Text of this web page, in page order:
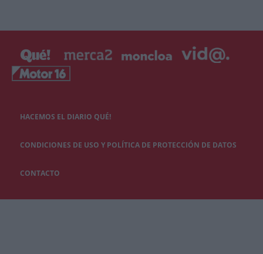
HACEMOS EL DIARIO QUÉ!
CONDICIONES DE USO Y POLÍTICA DE PROTECCIÓN DE DATOS
CONTACTO